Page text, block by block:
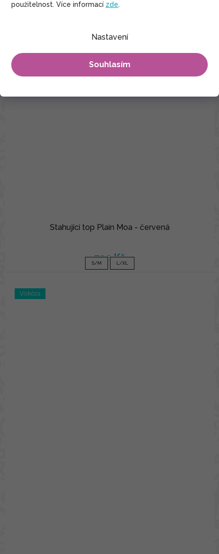
použitelnost. Více informací zde.
Nastavení
Souhlasím
Stahující top Plain Moa - červená
790 Kč
S/M L/XL
Viskóza